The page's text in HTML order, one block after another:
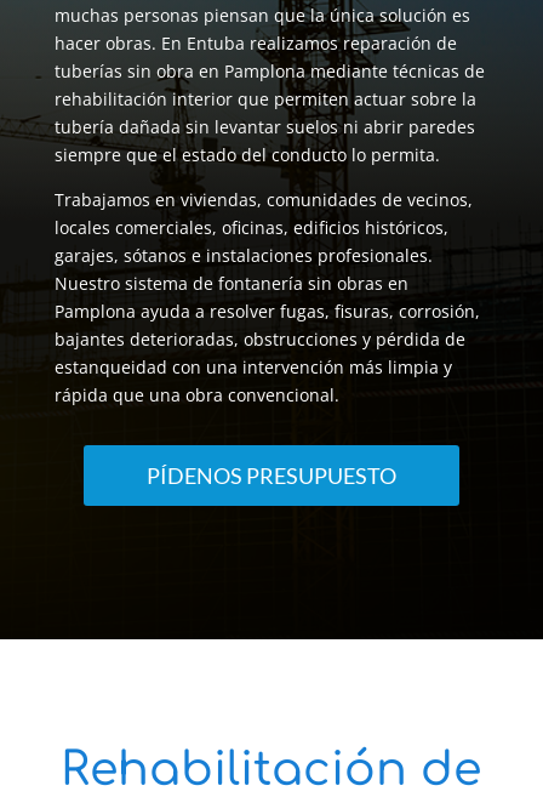
muchas personas piensan que la única solución es
hacer obras. En Entuba realizamos reparación de
tuberías sin obra en Pamplona mediante técnicas de
rehabilitación interior que permiten actuar sobre la
tubería dañada sin levantar suelos ni abrir paredes
siempre que el estado del conducto lo permita.
Trabajamos en viviendas, comunidades de vecinos,
locales comerciales, oficinas, edificios históricos,
garajes, sótanos e instalaciones profesionales.
Nuestro sistema de fontanería sin obras en
Pamplona ayuda a resolver fugas, fisuras, corrosión,
bajantes deterioradas, obstrucciones y pérdida de
estanqueidad con una intervención más limpia y
rápida que una obra convencional.
PÍDENOS PRESUPUESTO
Rehabilitación de